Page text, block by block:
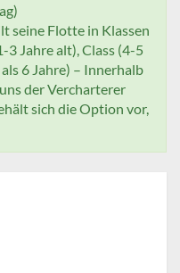
seine Flotte in Klassen
3 Jahre alt), Class (4-5
6 Jahre) – Innerhalb
der Vercharterer
sich die Option vor,